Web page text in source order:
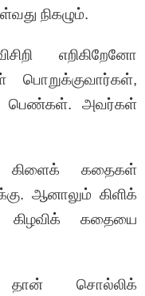
நிகழும்.
எறிகிறேனோ
பொறுக்குவார்கள்,
பெண்கள். அவர்கள்
கதைகள்
ஆனாலும் கிளிக்
கிழவிக் கதையை
சொல்லிக்